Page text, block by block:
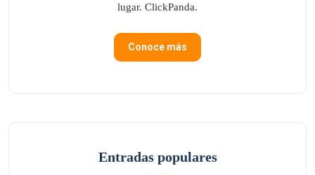
lugar. ClickPanda.
Conoce más
Entradas populares